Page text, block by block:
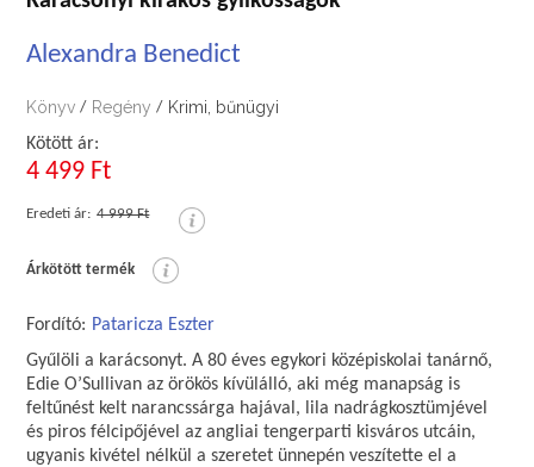
Alexandra Benedict
Könyv / Regény / Krimi, bűnügyi
Kötött ár:
4 499 Ft
Eredeti ár: 4 999 Ft
Árkötött termék
Fordító: Pataricza Eszter
Gyűlöli a karácsonyt. A 80 éves egykori középiskolai tanárnő,
Edie O’Sullivan az örökös kívülálló, aki még manapság is
feltűnést kelt narancssárga hajával, lila nadrágkosztümjével
és piros félcipőjével az angliai tengerparti kisváros utcáin,
ugyanis kivétel nélkül a szeretet ünnepén veszítette el a